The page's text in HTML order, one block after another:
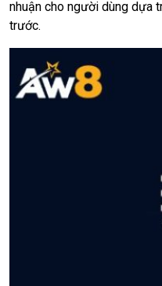
nhuận cho người dùng dựa
trước.